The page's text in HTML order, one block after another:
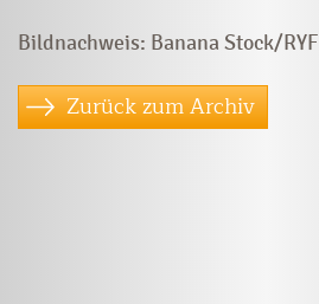
Bildnachweis: Banana Stock/RYF
Zurück zum Archiv